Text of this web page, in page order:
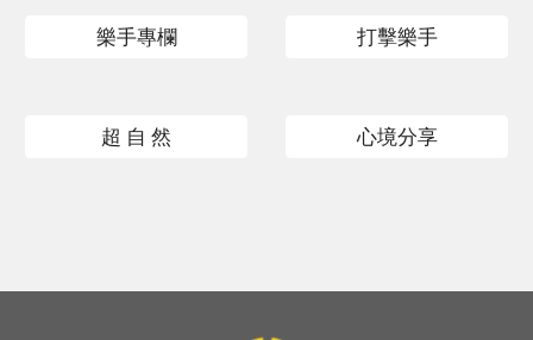
樂手專欄 打擊樂手
超 自 然 心境分享